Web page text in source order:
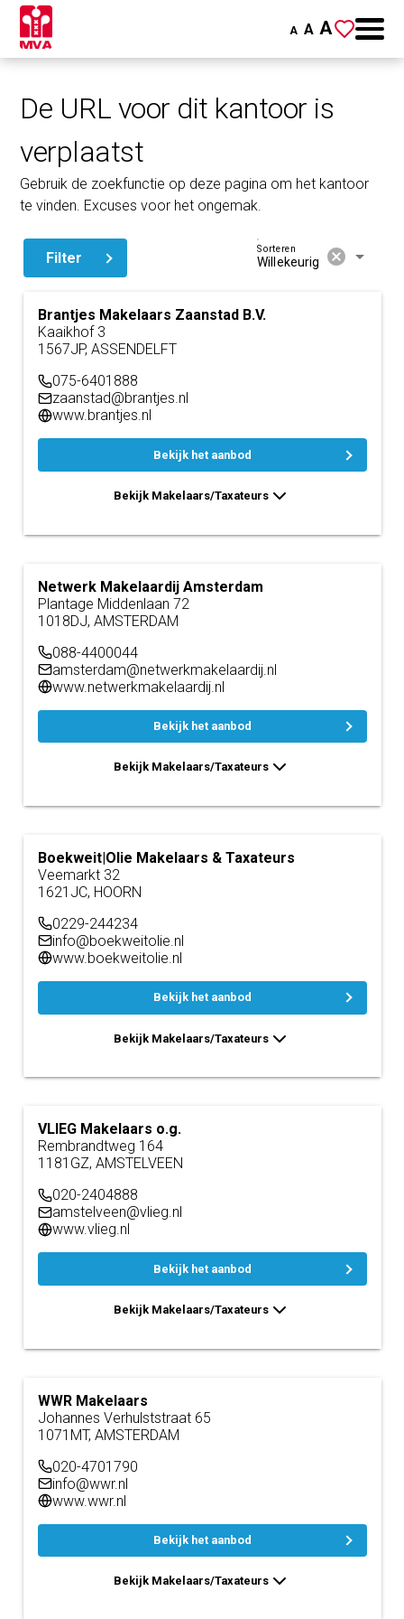
A A A
De URL voor dit kantoor is
verplaatst
Gebruik de zoekfunctie op deze pagina om het kantoor
te vinden. Excuses voor het ongemak.
Filter Willekeurig
Sorteren cancel arrow_drop_down
Brantjes Makelaars Zaanstad B.V.
Kaaikhof 3
1567JP, ASSENDELFT
075-6401888
zaanstad@brantjes.nl
www.brantjes.nl
Bekijk het aanbod
Bekijk Makelaars/Taxateurs
Netwerk Makelaardij Amsterdam
Plantage Middenlaan 72
1018DJ, AMSTERDAM
088-4400044
amsterdam@netwerkmakelaardij.nl
www.netwerkmakelaardij.nl
Bekijk het aanbod
Bekijk Makelaars/Taxateurs
Boekweit|Olie Makelaars & Taxateurs
Veemarkt 32
1621JC, HOORN
0229-244234
info@boekweitolie.nl
www.boekweitolie.nl
Bekijk het aanbod
Bekijk Makelaars/Taxateurs
VLIEG Makelaars o.g.
Rembrandtweg 164
1181GZ, AMSTELVEEN
020-2404888
amstelveen@vlieg.nl
www.vlieg.nl
Bekijk het aanbod
Bekijk Makelaars/Taxateurs
WWR Makelaars
Johannes Verhulststraat 65
1071MT, AMSTERDAM
020-4701790
info@wwr.nl
www.wwr.nl
Bekijk het aanbod
Bekijk Makelaars/Taxateurs